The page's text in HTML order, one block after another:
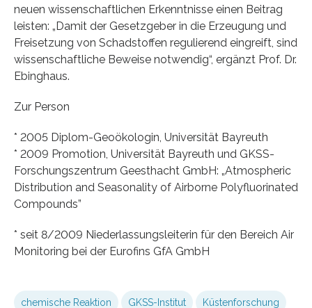
neuen wissenschaftlichen Erkenntnisse einen Beitrag
leisten: „Damit der Gesetzgeber in die Erzeugung und
Freisetzung von Schadstoffen regulierend eingreift, sind
wissenschaftliche Beweise notwendig“, ergänzt Prof. Dr.
Ebinghaus.
Zur Person
* 2005 Diplom-Geoökologin, Universität Bayreuth
* 2009 Promotion, Universität Bayreuth und GKSS-
Forschungszentrum Geesthacht GmbH: „Atmospheric
Distribution and Seasonality of Airborne Polyfluorinated
Compounds”
* seit 8/2009 Niederlassungsleiterin für den Bereich Air
Monitoring bei der Eurofins GfA GmbH
chemische Reaktion GKSS-Institut Küstenforschung